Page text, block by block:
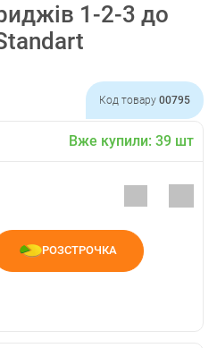
1-2-3 до
Код товару 00795
Вже купили: 39 шт
РОЗСТРОЧКА